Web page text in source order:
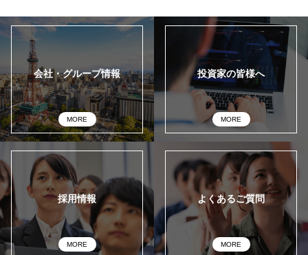
会社・グループ情報
MORE
投資家の皆様へ
MORE
採用情報
MORE
よくあるご質問
MORE